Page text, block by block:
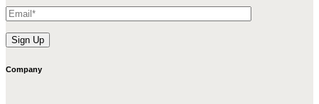
Company